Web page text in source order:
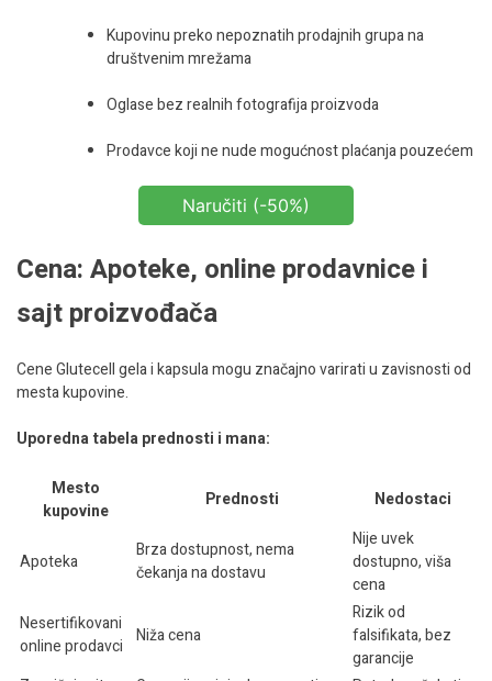
Kupovinu preko nepoznatih prodajnih grupa na
društvenim mrežama
Oglase bez realnih fotografija proizvoda
Prodavce koji ne nude mogućnost plaćanja pouzećem
Naručiti (-50%)
Cena: Apoteke, online prodavnice i
sajt proizvođača
Cene Glutecell gela i kapsula mogu značajno varirati u zavisnosti od
mesta kupovine.
Uporedna tabela prednosti i mana:
Mesto
kupovine
Prednosti Nedostaci
Apoteka
Brza dostupnost, nema
čekanja na dostavu
Nije uvek
dostupno, viša
cena
Nesertifikovani
online prodavci
Niža cena
Rizik od
falsifikata, bez
garancije